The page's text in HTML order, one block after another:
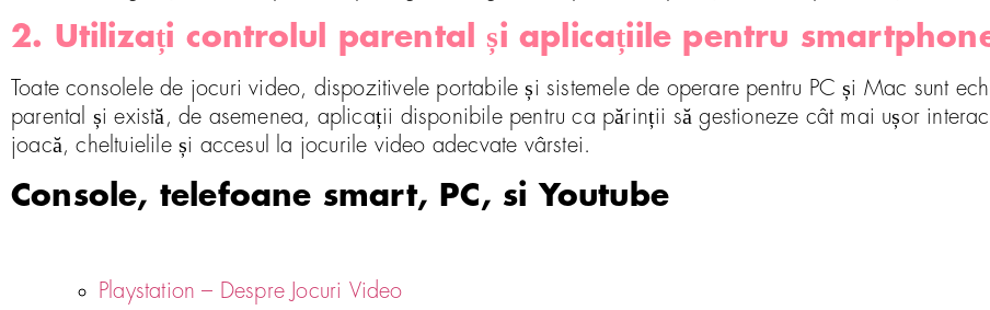
2. Utilizați controlul parental și aplicațiile pentru
Toate consolele de jocuri video, dispozitivele portabile și sistemele de operare pentru PC și Mac sunt
parental și există, de asemenea, aplicații disponibile pentru ca părinții să gestioneze cât mai ușor
joacă, cheltuielile și accesul la jocurile video adecvate vârstei.
Console, telefoane smart, PC, si Youtube
Playstation – Despre Jocuri Video